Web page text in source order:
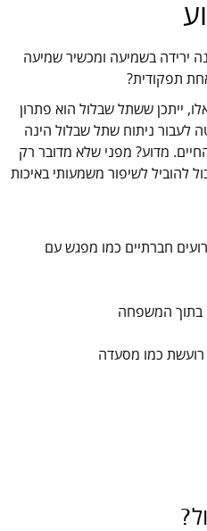
ירידה בשמיעה ומכשיר שמיעה
תפקודית?
ייתכן ששתל שבלול הוא פתרון
ניתוח שתל שבלול הינה
מדוע? מפני שלא מדובר רק
להוביל לשיפור משמעותי באיכות
חברתיים כמו מפגש עם
בתוך המשפחה
רועשת כמו מסעדה